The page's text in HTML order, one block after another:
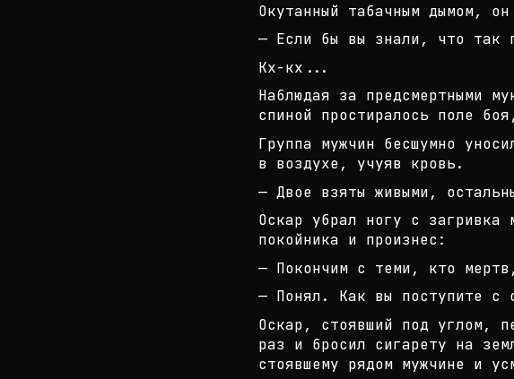
Окутанный табачным дымом, он
— Если бы вы знали, что так
Кх-кх...
Наблюдая за предсмертными
спиной простиралось поле
Группа мужчин бесшумно
в воздухе, учуяв кровь.
— Двое взяты живыми,
Оскар убрал ногу с загривка
покойника и произнес:
— Покончим с теми, кто
— Понял. Как вы поступите с
Оскар, стоявший под углом,
раз и бросил сигарету на з
стоявшему рядом мужчине и